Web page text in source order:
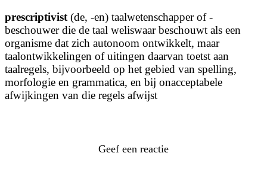
prescriptivist (de, -en) taalwetenschapper of -
beschouwer die de taal weliswaar beschouwt als een
organisme dat zich autonoom ontwikkelt, maar
taalontwikkelingen of uitingen daarvan toetst aan
taalregels, bijvoorbeeld op het gebied van spelling,
morfologie en grammatica, en bij onacceptabele
afwijkingen van die regels afwijst
Geef een reactie